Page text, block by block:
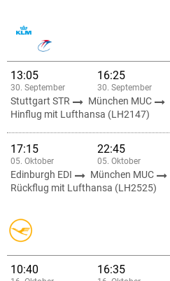
13:05
30. September
16:25
30. September
Stuttgart STR München MUC
Hinflug mit Lufthansa (LH2147)
17:15
05. Oktober
22:45
05. Oktober
Edinburgh EDI München MUC
Rückflug mit Lufthansa (LH2525)
10:40 16:35